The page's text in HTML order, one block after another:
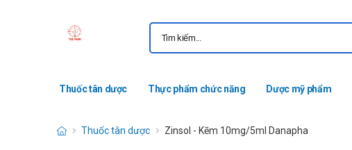
Thuốc tân dược Thực phẩm chức năng Dược mỹ phẩm
Thuốc tân dược Zinsol - Kẽm 10mg/5ml Danapha